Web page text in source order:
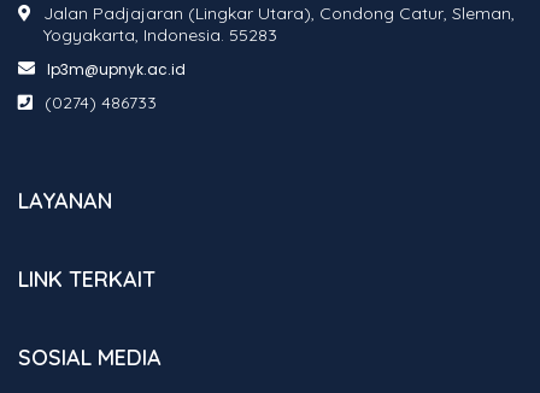
Jalan Padjajaran (Lingkar Utara), Condong Catur, Sleman,
Yogyakarta, Indonesia. 55283
lp3m@upnyk.ac.id
(0274) 486733
LAYANAN
LINK TERKAIT
SOSIAL MEDIA